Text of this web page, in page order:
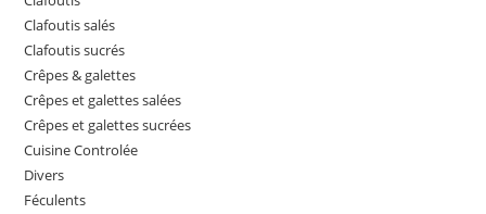
Clafoutis salés
Clafoutis sucrés
Crêpes & galettes
Crêpes et galettes salées
Crêpes et galettes sucrées
Cuisine Controlée
Divers
Féculents